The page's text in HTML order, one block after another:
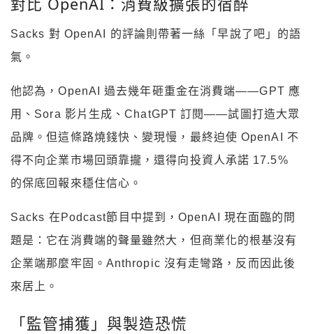
對比 OpenAI：消費級擴張的宿醉
Sacks 對 OpenAI 的評論則帶著一絲「早說了吧」的語
氣。
他認為，OpenAI 過去幾年砸重金在消費端——GPT 應
用、Sora 影片生成、ChatGPT 訂閱——試圖打造大眾
品牌。但這條路燒錢快、變現慢，最終迫使 OpenAI 不
得不向企業市場回頭靠攏，還得向投資人承諾 17.5%
的保底回報來穩住信心。
Sacks 在Podcast節目中提到，OpenAI 現在面臨的問
題是：它在消費端的聲量雖然大，但商業化的根基沒有
企業端那麼牢固。Anthropic 沒有走彎路，反而因此後
來居上。
「監管捕獲」與製造恐慌